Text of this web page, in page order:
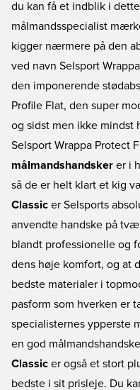
du kan få et indblik i
målmandsspecialist
kigger nærmere på den
ved navn Selsport
den imponerende
Profile Flat, den super
og sidst men ikke mindst
Selsport Wrappa Protect
målmandshandsker er i
så de er helt klart et kig
Classic er Selsports
anvendte handske på
blandt professionelle og
dens høje komfort, og at
bedste materialer i
pasform som hverken er
specialisternes ypperste
en god
Classic er også et stort
bedste i sit prisleje. Du